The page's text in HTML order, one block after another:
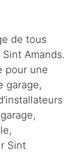
de tous
Amands.
pour une
garage,
Sint